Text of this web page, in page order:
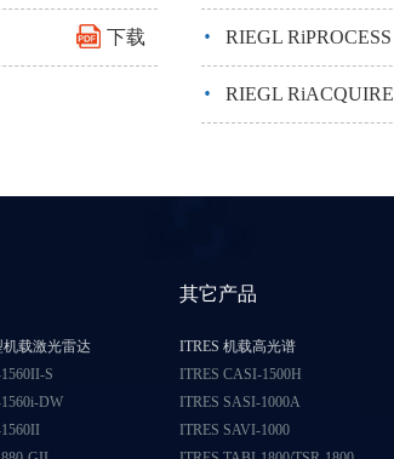
下载 · RIEGL RiPROCESS
· RIEGL RiACQUIRE
机载激光雷达
S
DW
其它产品
ITRES 机载高光谱
ITRES CASI-1500H
ITRES SASI-1000A
ITRES SAVI-1000